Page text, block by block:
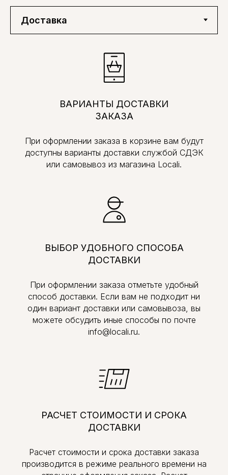
ВАРИАНТЫ ДОСТАВКИ
ЗАКАЗА
При оформлении заказа в корзине вам будут
доступны варианты доставки службой СДЭК
или самовывоз из магазина Locali.
ВЫБОР УДОБНОГО СПОСОБА
ДОСТАВКИ
При оформлении заказа отметьте удобный
способ доставки. Если вам не подходит ни
один вариант доставки или самовывоза, вы
можете обсудить иные способы по почте
info@locali.ru.
РАСЧЕТ СТОИМОСТИ И СРОКА
ДОСТАВКИ
Расчет стоимости и срока доставки заказа
производится в режиме реального времени на